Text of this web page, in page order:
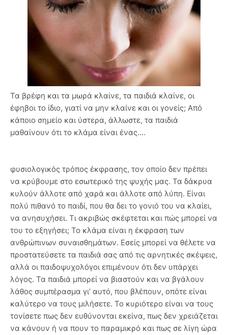
Τα βρέφη και τα μωρά κλαίνε, τα παιδιά κλαίνε, οι
έφηβοι το ίδιο, γιατί να μην κλαίνε και οι γονείς; Από
κάποιο σημείο και ύστερα, άλλωστε, τα παιδιά
μαθαίνουν ότι το κλάμα είναι ένας....
φυσιολογικός τρόπος έκφρασης, τον οποίο δεν πρέπει
να κρύβουμε στο εσωτερικό της ψυχής μας. Τα δάκρυα
κυλούν άλλοτε από χαρά και άλλοτε από λύπη. Είναι
πολύ πιθανό το παιδί, που θα δει το γονιό του να κλαίει,
να ανησυχήσει. Τι ακριβώς σκέφτεται και πώς μπορεί να
του το εξηγήσει; Το κλάμα είναι η έκφραση των
ανθρώπινων συναισθημάτων. Εσείς μπορεί να θέλετε να
προστατεύσετε τα παιδιά σας από τις αρνητικές σκέψεις,
αλλά οι παιδοψυχολόγοι επιμένουν ότι δεν υπάρχει
λόγος. Τα παιδιά μπορεί να βιαστούν και να βγάλουν
λάθος συμπέρασμα γι’ αυτό, που βλέπουν, οπότε είναι
καλύτερο να τους μιλήσετε. Το κυριότερο είναι να τους
τονίσετε πως δεν ευθύνονται εκείνα, πως δεν χρειάζεται
να κάνουν ή να πουν το παραμικρό και πως σε λίγη ώρα